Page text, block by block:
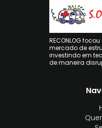
RECONLOG
mercado de
investindo em
de maneira